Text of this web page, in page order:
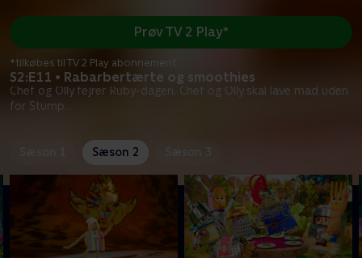
S2:E11 • Rabarbertærte og smoothies
Chef og Olly fejrer Ruby-dagen. Chef og Olly skal lave mad uden
for Stump.
Prøv TV 2 Play*
*tilkøbes til TV 2 Play abonnement
Sæson 2 Sæson 3